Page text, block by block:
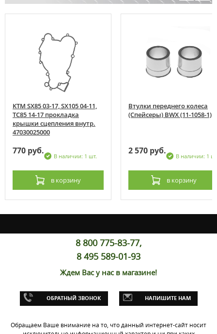
KTM SX85 03-17, SX105 04-11,
TC85 14-17 прокладка
крышки сцепления внутр.
47030025000
770 руб.
В наличии: 1 шт.
в корзину
Втулки переднего колеса
(Спейсеры) BWX (11-1058-1)
2 570 руб.
В наличии: 1
в корзину
8 800 775-83-77,
8 495 589-01-93
Ждем Вас у нас в магазине!
ОБРАТНЫЙ ЗВОНОК НАПИШИТЕ НАМ
Обращаем Ваше внимание на то, что данный интернет-сайт носит